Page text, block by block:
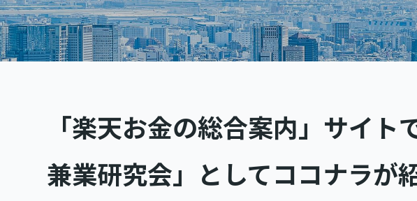
「楽天お金の総合案内」サイト
兼業研究会」としてココナラが